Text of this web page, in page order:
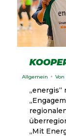
Allgemein Von
„energis“
„Mit